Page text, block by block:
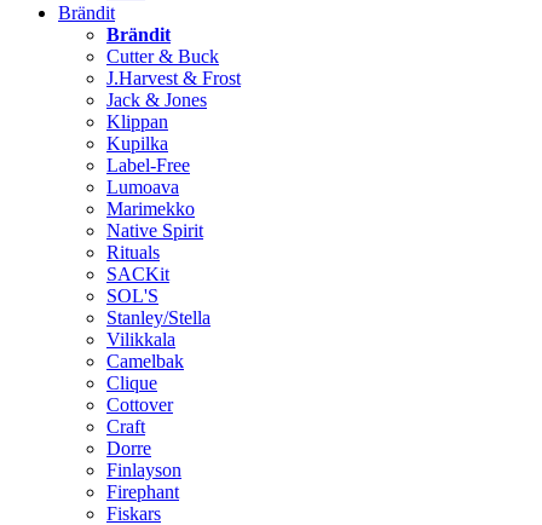
Brändit
Brändit
Cutter & Buck
J.Harvest & Frost
Jack & Jones
Klippan
Kupilka
Label-Free
Lumoava
Marimekko
Native Spirit
Rituals
SACKit
SOL'S
Stanley/Stella
Vilikkala
Camelbak
Clique
Cottover
Craft
Dorre
Finlayson
Firephant
Fiskars